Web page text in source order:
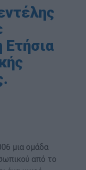
Ετήσια
μια ομάδα
από το